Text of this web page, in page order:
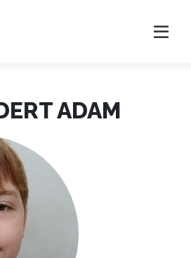
ADAM